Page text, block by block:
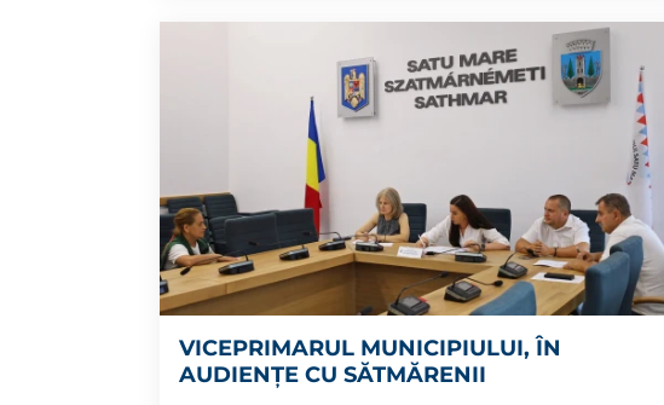
VICEPRIMARUL MUNICIPIULUI, ÎN
AUDIENȚE CU SĂTMĂRENII